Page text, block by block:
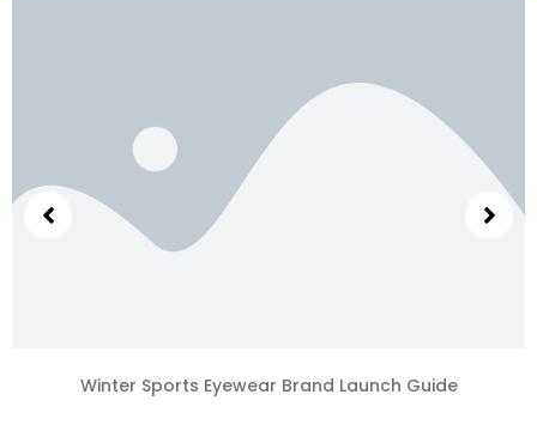
Winter Sports Eyewear Brand Launch Guide